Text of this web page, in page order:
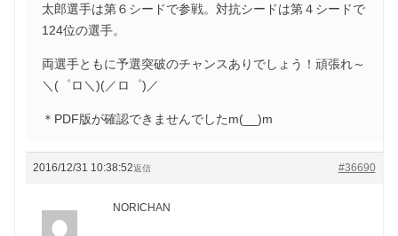
太郎選手は第６シードで参戦。対抗シードは第４シードで
124位の選手。
両選手ともに予選突破のチャンスありでしょう！頑張れ～
＼(゜ロ＼)(／ロ゜)／
＊PDF版が確認できませんでしたm(__)m
2016/12/31 10:38:52 #36690
返信
NORICHAN